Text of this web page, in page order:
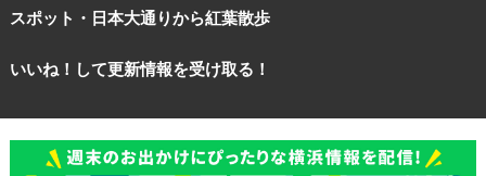
スポット・日本大通りから紅葉散歩
いいね！して更新情報を受け取る！
観光ガイド